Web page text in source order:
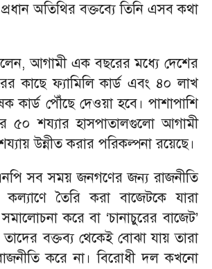
অতিথির বক্তব্যে তিনি এসব কথা
আগামী এক বছরের মধ্যে দেশের
কাছে ফ্যামিলি কার্ড এবং ৪০ লাখ
কার্ড পৌঁছে দেওয়া হবে। পাশাপাশি
৫০ শয্যার হাসপাতালগুলো আগামী
উন্নীত করার পরিকল্পনা রয়েছে।
সব সময় জনগণের জন্য রাজনীতি
তৈরি করা বাজেটকে যারা
করে বা ‘চানাচুরের বাজেট’
বক্তব্য থেকেই বোঝা যায় তারা
করে না। বিরোধী দল কখনো